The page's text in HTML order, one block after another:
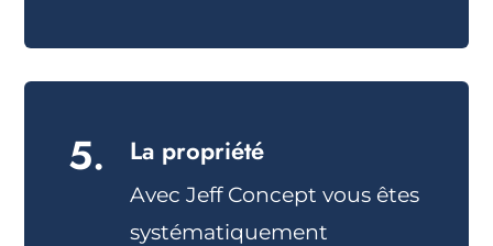
5. La propriété
Avec Jeff Concept vous êtes
systématiquement